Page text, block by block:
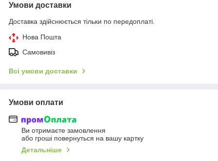
Умови доставки
Доставка здійснюється тільки по передоплаті.
Нова Пошта
Самовивіз
Всі умови доставки
Умови оплати
Ви отримаєте замовлення
або гроші повернуться на вашу картку
Детальніше